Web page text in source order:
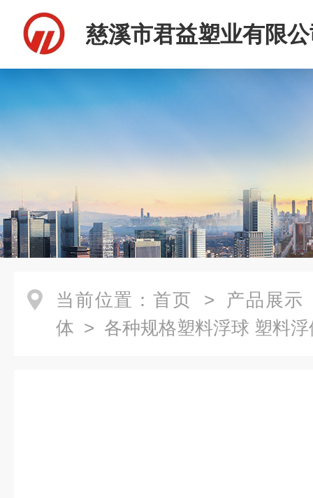
慈溪市君益塑业有限
当前位置： 首页 > 产品展示
体 > 各种规格塑料浮球 塑料浮